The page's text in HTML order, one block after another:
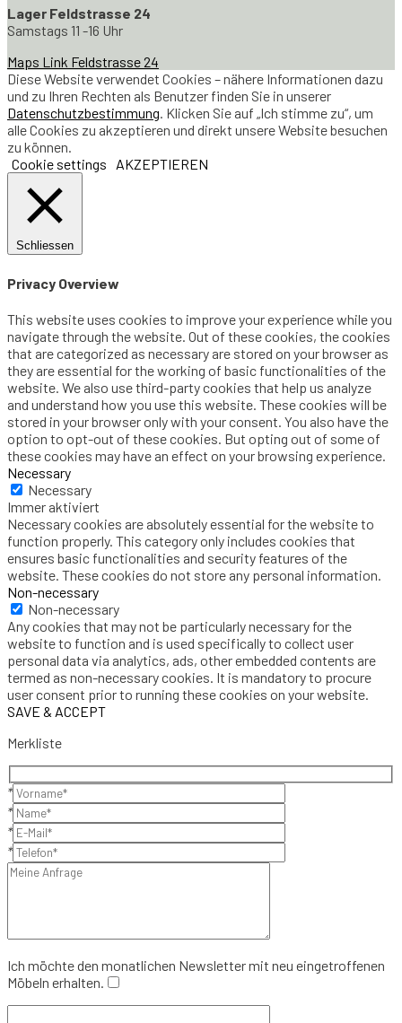
Lager Feldstrasse 24
Samstags 11 -16 Uhr
Maps Link Feldstrasse 24
Diese Website verwendet Cookies – nähere Informationen dazu
und zu Ihren Rechten als Benutzer finden Sie in unserer
Datenschutzbestimmung. Klicken Sie auf „Ich stimme zu“, um
alle Cookies zu akzeptieren und direkt unsere Website besuchen
zu können.
Cookie settings
AKZEPTIEREN
Schliessen
Privacy Overview
This website uses cookies to improve your experience while you
navigate through the website. Out of these cookies, the cookies
that are categorized as necessary are stored on your browser as
they are essential for the working of basic functionalities of the
website. We also use third-party cookies that help us analyze
and understand how you use this website. These cookies will be
stored in your browser only with your consent. You also have the
option to opt-out of these cookies. But opting out of some of
these cookies may have an effect on your browsing experience.
Necessary
Necessary
Immer aktiviert
Necessary cookies are absolutely essential for the website to
function properly. This category only includes cookies that
ensures basic functionalities and security features of the
website. These cookies do not store any personal information.
Non-necessary
Non-necessary
Any cookies that may not be particularly necessary for the
website to function and is used specifically to collect user
personal data via analytics, ads, other embedded contents are
termed as non-necessary cookies. It is mandatory to procure
user consent prior to running these cookies on your website.
SAVE & ACCEPT
Merkliste
*
*
*
*
Ich möchte den monatlichen Newsletter mit neu eingetroffenen
Möbeln erhalten.